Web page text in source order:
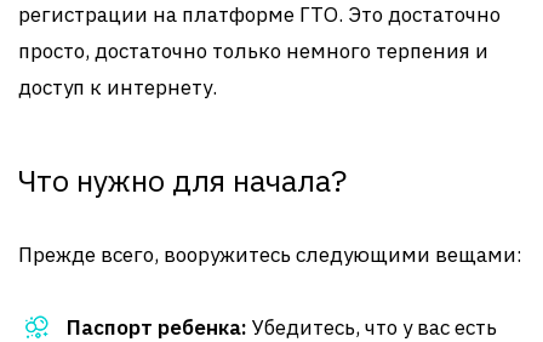
регистрации на платформе ГТО. Это достаточно
просто, достаточно только немного терпения и
доступ к интернету.
Что нужно для начала?
Прежде всего, вооружитесь следующими вещами:
Паспорт ребенка: Убедитесь, что у вас есть